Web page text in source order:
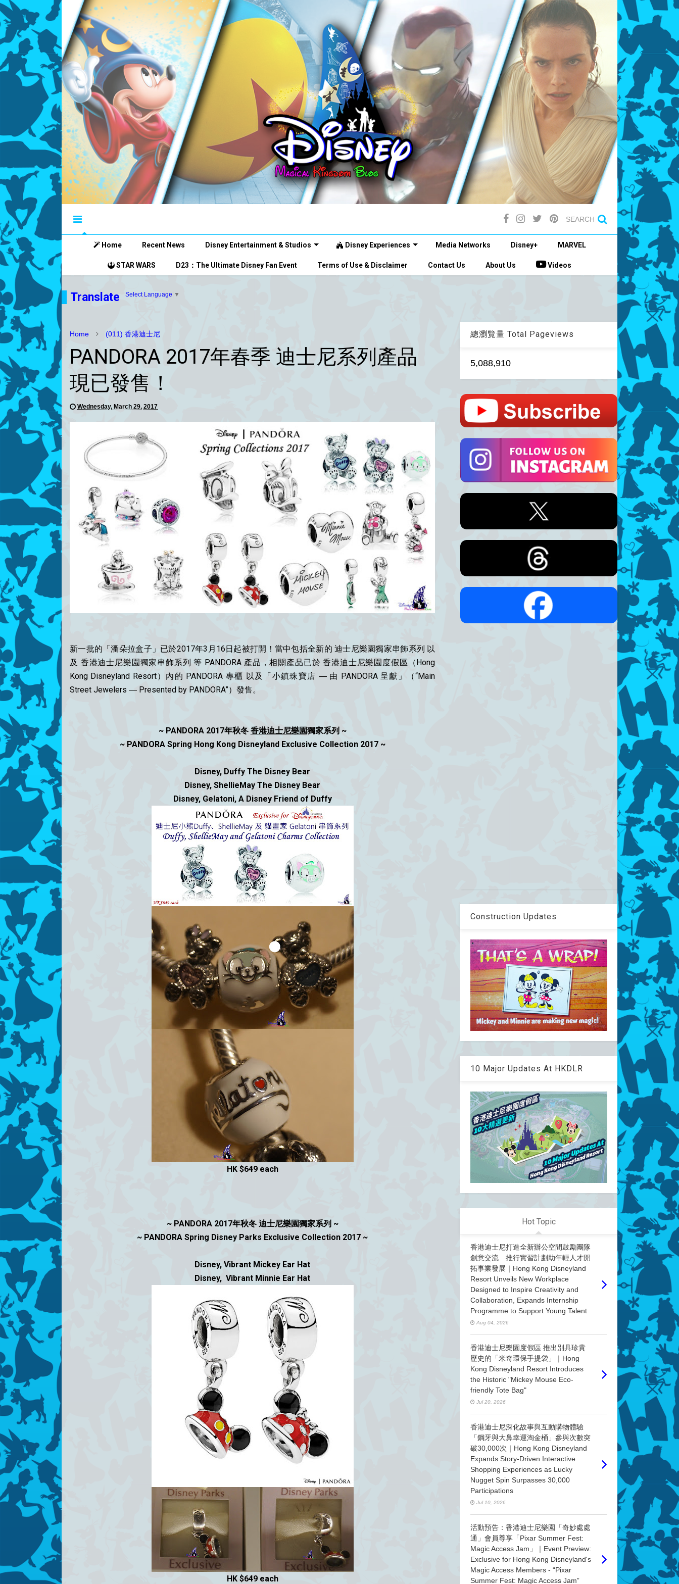
SEARCH
Home Recent News Disney Entertainment & Studios Disney Experiences Media Networks Disney+ MARVEL
STAR WARS D23：The Ultimate Disney Fan Event Terms of Use & Disclaimer Contact Us About Us Videos
Translate Select Language ▼
Home (011) 香港迪士尼
PANDORA 2017年春季 迪士尼系列產品
現已發售！
Wednesday, March 29, 2017
新一批的「潘朵拉盒子」已於2017年3月16日起被打開！當中包括全新的 迪士尼樂園獨家串飾系列 以
及 香港迪士尼樂園獨家串飾系列 等 PANDORA 產品，相關產品已於香港迪士尼樂園度假區 （Hong
Kong Disneyland Resort）內的 PANDORA 專櫃 以及「小鎮珠寶店 ― 由 PANDORA 呈獻」（“Main
Street Jewelers ― Presented by PANDORA”）發售。
~ PANDORA 2017年秋冬 香港迪士尼樂園獨家系列 ~
~ PANDORA Spring Hong Kong Disneyland Exclusive Collection 2017 ~
Disney, Duffy The Disney Bear
Disney, ShellieMay The Disney Bear
Disney, Gelatoni, A Disney Friend of Duffy
HK $649 each
~ PANDORA 2017年秋冬 迪士尼樂園獨家系列 ~
~ PANDORA Spring Disney Parks Exclusive Collection 2017 ~
Disney, Vibrant Mickey Ear Hat
Disney, Vibrant Minnie Ear Hat
HK $649 each
總瀏覽量 Total Pageviews
5,088,910
Construction Updates
10 Major Updates At HKDLR
Hot Topic
香港迪士尼打造全新辦公空間鼓勵團隊
創意交流 推行實習計劃助年輕人才開
拓事業發展｜Hong Kong Disneyland
Resort Unveils New Workplace
Designed to Inspire Creativity and
Collaboration, Expands Internship
Programme to Support Young Talent
Aug 04, 2026
香港迪士尼樂園度假區 推出別具珍貴
歷史的「米奇環保手提袋」｜Hong
Kong Disneyland Resort Introduces
the Historic "Mickey Mouse Eco-
friendly Tote Bag"
Jul 20, 2026
香港迪士尼深化故事與互動購物體驗
「鋼牙與大鼻幸運淘金桶」參與次數突
破30,000次｜Hong Kong Disneyland
Expands Story-Driven Interactive
Shopping Experiences as Lucky
Nugget Spin Surpasses 30,000
Participations
Jul 10, 2026
活動預告：香港迪士尼樂園「奇妙處處
通」會員尊享「Pixar Summer Fest:
Magic Access Jam」｜Event Preview:
Exclusive for Hong Kong Disneyland's
Magic Access Members - “Pixar
Summer Fest: Magic Access Jam”